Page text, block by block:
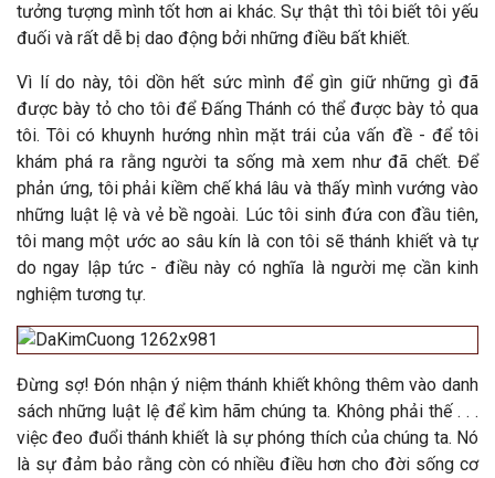
tưởng tượng mình tốt hơn ai khác. Sự thật thì tôi biết tôi yếu
đuối và rất dễ bị dao động bởi những điều bất khiết.
Vì lí do này, tôi dồn hết sức mình để gìn giữ những gì đã
được bày tỏ cho tôi để Đấng Thánh có thể được bày tỏ qua
tôi. Tôi có khuynh hướng nhìn mặt trái của vấn đề - để tôi
khám phá ra rằng người ta sống mà xem như đã chết. Để
phản ứng, tôi phải kiềm chế khá lâu và thấy mình vướng vào
những luật lệ và vẻ bề ngoài. Lúc tôi sinh đứa con đầu tiên,
tôi mang một ước ao sâu kín là con tôi sẽ thánh khiết và tự
do ngay lập tức - điều này có nghĩa là người mẹ cần kinh
nghiệm tương tự.
Đừng sợ! Đón nhận ý niệm thánh khiết không thêm vào danh
sách những luật lệ để kìm hãm chúng ta. Không phải thế . . .
việc đeo đuổi thánh khiết là sự phóng thích của chúng ta. Nó
là sự đảm bảo rằng còn có nhiều điều hơn cho đời sống cơ